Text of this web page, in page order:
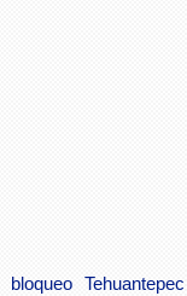
bloqueo Tehuantepec